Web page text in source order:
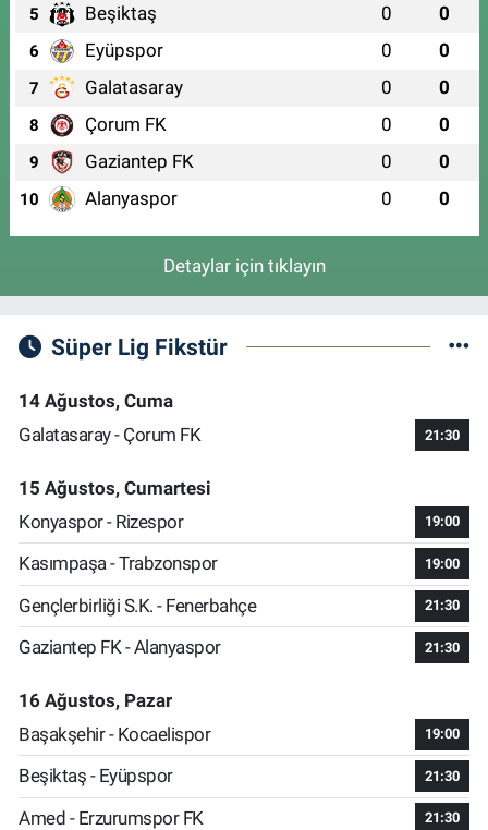
5 Beşiktaş 0 0
6 Eyüpspor 0 0
7 Galatasaray 0 0
8 Çorum FK 0 0
9 Gaziantep FK 0 0
10 Alanyaspor 0 0
Detaylar için tıklayın
Süper Lig Fikstür
14 Ağustos, Cuma
Galatasaray - Çorum FK
21:30
15 Ağustos, Cumartesi
Konyaspor - Rizespor
19:00
Kasımpaşa - Trabzonspor 19:00
Gençlerbirliği S.K. - Fenerbahçe 21:30
Gaziantep FK - Alanyaspor 21:30
16 Ağustos, Pazar
Başakşehir - Kocaelispor
19:00
Beşiktaş - Eyüpspor 21:30
Amed - Erzurumspor FK 21:30